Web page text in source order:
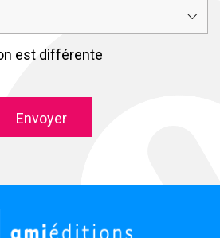
est différente
Envoyer